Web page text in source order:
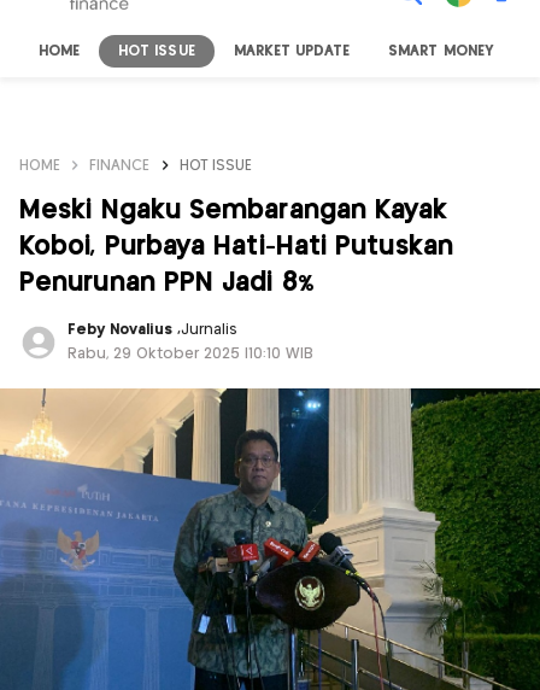
HOME HOT ISSUE MARKET UPDATE SMART MONEY
HOME FINANCE HOT ISSUE
Meski Ngaku Sembarangan Kayak
Koboi, Purbaya Hati-Hati Putuskan
Penurunan PPN Jadi 8%
Feby Novalius ,Jurnalis
Rabu, 29 Oktober 2025 |10:10 WIB